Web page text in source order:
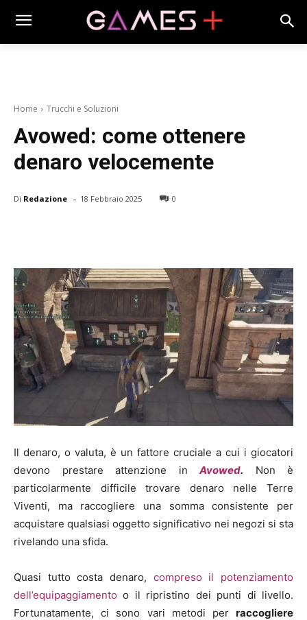
Home Trucchi e Soluzioni
Avowed: come ottenere
denaro velocemente
Di Redazione - 18 Febbraio 2025 0
Il denaro, o valuta, è un fattore cruciale a cui i giocatori
devono prestare attenzione in Avowed. Non è
particolarmente difficile trovare denaro nelle Terre
Viventi, ma raccogliere una somma consistente per
acquistare qualsiasi oggetto significativo nei negozi si sta
rivelando una sfida.
Quasi tutto costa denaro, compreso il potenziamento
dell’equipaggiamento o il ripristino dei punti di livello.
Fortunatamente, ci sono vari metodi per raccogliere